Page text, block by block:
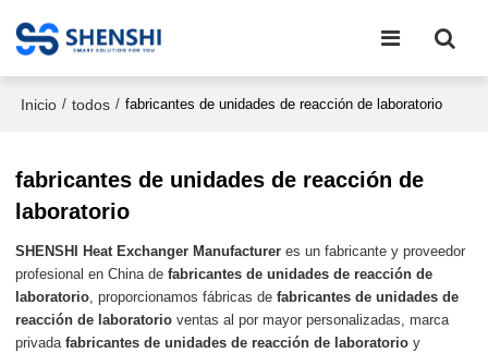
Inicio / todos / fabricantes de unidades de reacción de laboratorio
fabricantes de unidades de reacción de
laboratorio
SHENSHI Heat Exchanger Manufacturer​ es un fabricante y proveedor
profesional en China defabricantes de unidades de reacción de
laboratorio, proporcionamos fábricas defabricantes de unidades de
reacción de laboratorio ventas al por mayor personalizadas, marca
privadafabricantes de unidades de reacción de laboratorio y